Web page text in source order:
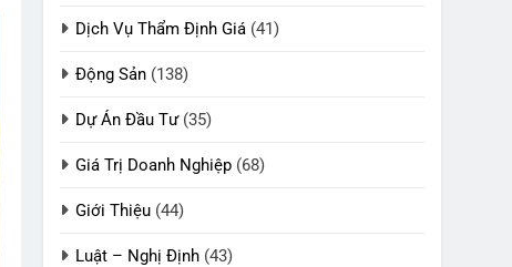
Dịch Vụ Thẩm Định Giá (41)
Động Sản (138)
Dự Án Đầu Tư(35)
Giá Trị Doanh Nghiệp (68)
Giới Thiệu (44)
Luật – Nghị Định (43)